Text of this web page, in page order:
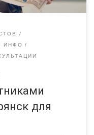
ИНФО
для